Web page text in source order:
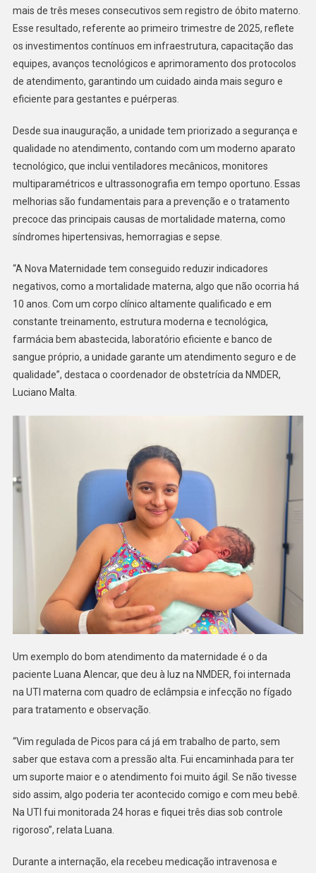
mais de três meses consecutivos sem registro de óbito materno.
Esse resultado, referente ao primeiro trimestre de 2025, reflete
os investimentos contínuos em infraestrutura, capacitação das
equipes, avanços tecnológicos e aprimoramento dos protocolos
de atendimento, garantindo um cuidado ainda mais seguro e
eficiente para gestantes e puérperas.
Desde sua inauguração, a unidade tem priorizado a segurança e
qualidade no atendimento, contando com um moderno aparato
tecnológico, que inclui ventiladores mecânicos, monitores
multiparamétricos e ultrassonografia em tempo oportuno. Essas
melhorias são fundamentais para a prevenção e o tratamento
precoce das principais causas de mortalidade materna, como
síndromes hipertensivas, hemorragias e sepse.
“A Nova Maternidade tem conseguido reduzir indicadores
negativos, como a mortalidade materna, algo que não ocorria há
10 anos. Com um corpo clínico altamente qualificado e em
constante treinamento, estrutura moderna e tecnológica,
farmácia bem abastecida, laboratório eficiente e banco de
sangue próprio, a unidade garante um atendimento seguro e de
qualidade”, destaca o coordenador de obstetrícia da NMDER,
Luciano Malta.
Um exemplo do bom atendimento da maternidade é o da
paciente Luana Alencar, que deu à luz na NMDER, foi internada
na UTI materna com quadro de eclâmpsia e infecção no fígado
para tratamento e observação.
“Vim regulada de Picos para cá já em trabalho de parto, sem
saber que estava com a pressão alta. Fui encaminhada para ter
um suporte maior e o atendimento foi muito ágil. Se não tivesse
sido assim, algo poderia ter acontecido comigo e com meu bebê.
Na UTI fui monitorada 24 horas e fiquei três dias sob controle
rigoroso”, relata Luana.
Durante a internação, ela recebeu medicação intravenosa e